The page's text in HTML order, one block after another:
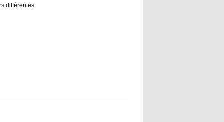
différentes.